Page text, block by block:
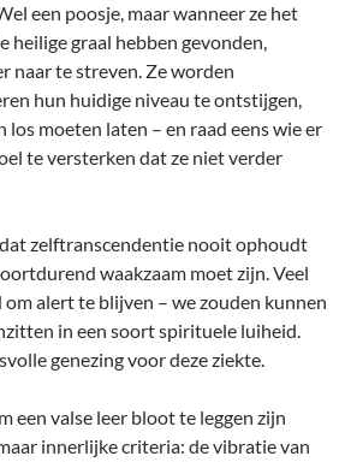
een poosje, maar wanneer ze het
heilige graal hebben gevonden,
naar te streven. Ze worden
hun huidige niveau te ontstijgen,
moeten laten – en raad eens wie er
te versterken dat ze niet verder
zelftranscendentie nooit ophoudt
waakzaam moet zijn. Veel
alert te blijven – we zouden kunnen
in een soort spirituele luiheid.
genezing voor deze ziekte.
een valse leer bloot te leggen zijn
innerlijke criteria: de vibratie van